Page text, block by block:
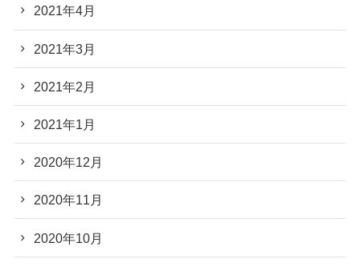
2021年4月
2021年3月
2021年2月
2021年1月
2020年12月
2020年11月
2020年10月